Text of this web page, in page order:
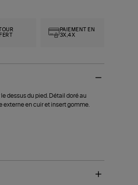
PAIEMENT EN
3X,4X
dessus du pied. Détail doré au
externe en cuir et insert gomme.